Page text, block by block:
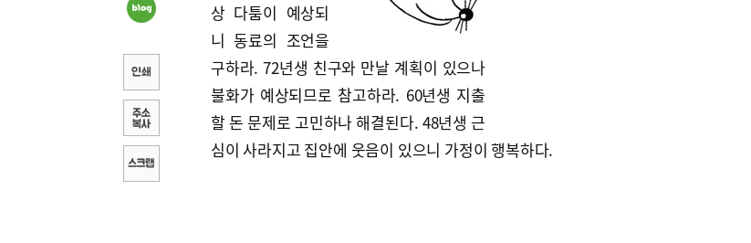
상 다툼이 예상되
니 동료의 조언을
구하라. 72년생 친구와 만날 계획이 있으나
불화가 예상되므로 참고하라. 60년생 지출
할 돈 문제로 고민하나 해결된다. 48년생 근
심이 사라지고 집안에 웃음이 있으니 가정이 행복하다.